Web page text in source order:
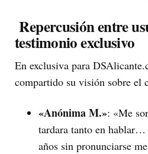
Repercusión entre
testimonio exclusivo
En exclusiva para
compartido su visión sobre el
«Anónima M.»: «Me
tardara tanto en hablar…
años sin pronunciarse